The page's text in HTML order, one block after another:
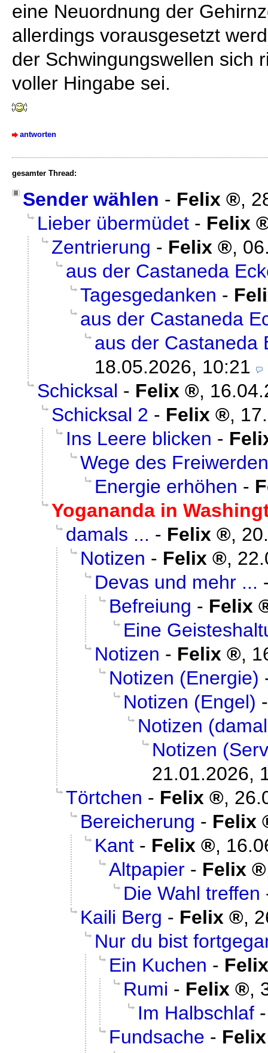
eine Neuordnung der
allerdings vorausgesetzt
der Schwingungswellen sich
voller Hingabe sei.
antworten
gesamter Thread:
Sender wählen - Felix ,
Lieber übermüdet - Felix
Zentrierung - Felix ,
aus der Castaneda
Tagesgedanken -
aus der Castaneda
aus der Castaneda
18.05.2026, 10:21
Schicksal - Felix ,
Schicksal 2 - Felix ,
Ins Leere blicken -
Wege des
Energie erhöhen -
Yogananda in
damals ... - Felix ,
Notizen - Felix ,
Devas und mehr ...
Befreiung - Felix
Eine
Notizen - Felix ,
Notizen (Energie)
Notizen (Engel)
Notizen
Notizen
21.01.2026,
Törtchen - Felix ,
Bereicherung - Felix
Kant - Felix ,
Altpapier - Felix
Die Wahl treffen
Kaili Berg - Felix ,
Nur du bist
Ein Kuchen - Felix
Rumi - Felix ,
Im Halbschlaf
Fundsache - Felix